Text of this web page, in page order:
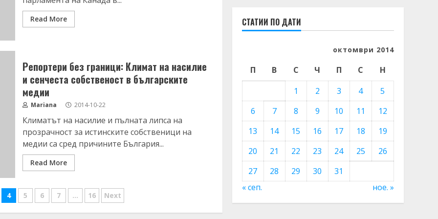
Read More
Репортери без граници: Климат на насилие
и сенчеста собственост в българските
медии
Mariana 2014-10-22
Климатът на насилие и пълната липса на
прозрачност за истинските собственици на
медии са сред причините България...
Read More
4 5 6 7 … 16 Next
СТАТИИ ПО ДАТИ
октомври 2014
П В С Ч П С
Н
1
2 3 4
5
6
7 8 9 10 11
12
13
14 15 16 17 18
19
20
21 22 23 24 25
26
27
28 29 30
31
« сеп.
ное. »